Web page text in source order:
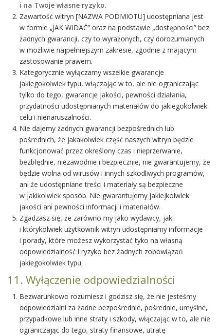
i na Twoje własne ryzyko.
Zawartość witryn [NAZWA PODMIOTU] udostępniana jest
w formie „JAK WIDAĆ” oraz na podstawie „dostępności” bez
żadnych gwarancji, czy to wyrażonych, czy dorozumianych
w możliwie najpełniejszym zakresie, zgodnie z mającym
zastosowanie prawem.
Kategorycznie wyłączamy wszelkie gwarancje
jakiegokolwiek typu, włączając w to, ale nie ograniczając
tylko do tego, gwarancje jakości, pewności działania,
przydatności udostępnianych materiałów do jakiegokolwiek
celu i nienaruszalności.
Nie dajemy żadnych gwarancji bezpośrednich lub
pośrednich, że jakakolwiek część naszych witryn będzie
funkcjonować przez określony czas i nieprzerwanie,
bezbłędnie, niezawodnie i bezpiecznie, nie gwarantujemy, że
będzie wolna od wirusów i innych szkodliwych programów,
ani że udostępniane treści i materiały są bezpieczne
w jakikolwiek sposób. Nie gwarantujemy jakiejkolwiek
jakości ani pewności informacji i materiałów.
Zgadzasz się, że zarówno my jako wydawcy, jak
i którykolwiek użytkownik witryn udostępniamy informacje
i porady, które możesz wykorzystać tyko na własną
odpowiedzialność i ryzyko bez żadnych zobowiązań
jakiegokolwiek typu.
11. Wyłączenie odpowiedzialności
Bezwarunkowo rozumiesz i godzisz się, że nie jesteśmy
odpowiedzialni za żadne bezpośrednie, pośrednie, umyślne,
przypadkowe lub inne straty i szkody, włączając w to, ale nie
ograniczając do tego, straty finansowe, utratę